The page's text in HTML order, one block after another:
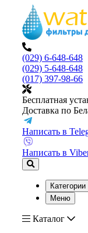
(029) 6-648-648
(029) 5-648-648
(017) 397-98-66
Бесплатная
Доставка по
Написать в
Написать в
Категории
Меню
Каталог